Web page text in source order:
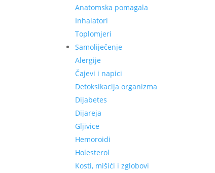
Anatomska pomagala
Inhalatori
Toplomjeri
Samoliječenje
Alergije
Čajevi i napici
Detoksikacija organizma
Dijabetes
Dijareja
Gljivice
Hemoroidi
Holesterol
Kosti, mišići i zglobovi